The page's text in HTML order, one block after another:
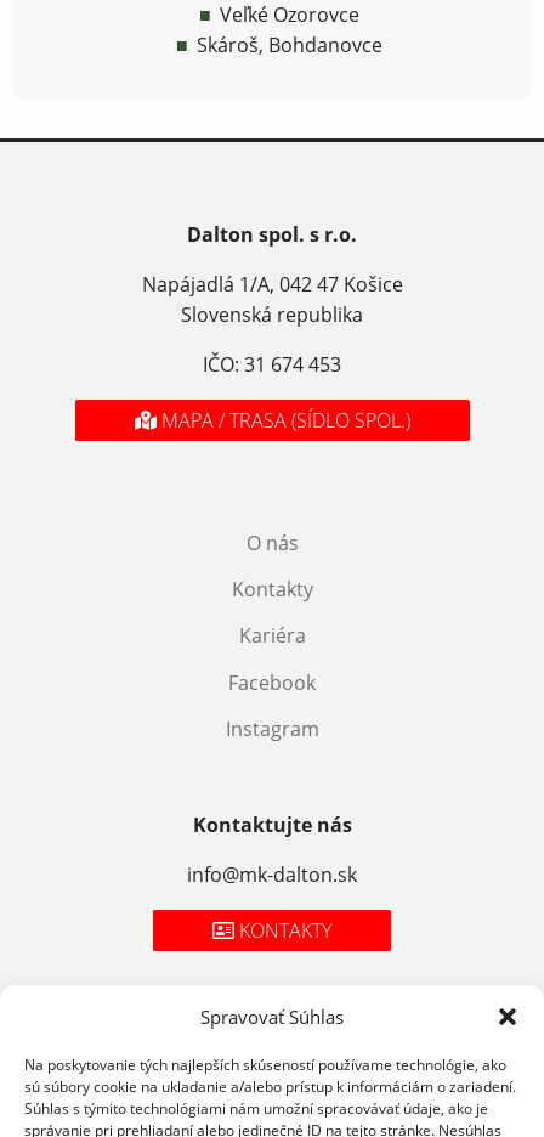
Spravovať Súhlas
Na poskytovanie tých najlepších skúseností používame technológie, ako
sú súbory cookie na ukladanie a/alebo prístup k informáciám o zariadení.
Súhlas s týmito technológiami nám umožní spracovávať údaje, ako je
správanie pri prehliadaní alebo jedinečné ID na tejto stránke. Nesúhlas
Veľké Ozorovce
Skároš, Bohdanovce
Dalton spol. s r.o.
Napájadlá 1/A, 042 47 Košice
Slovenská republika
IČO: 31 674 453
MAPA / TRASA (SÍDLO SPOL.)
O nás
Kontakty
Kariéra
Facebook
Instagram
Kontaktujte nás
info@mk-dalton.sk
KONTAKTY
Cookies